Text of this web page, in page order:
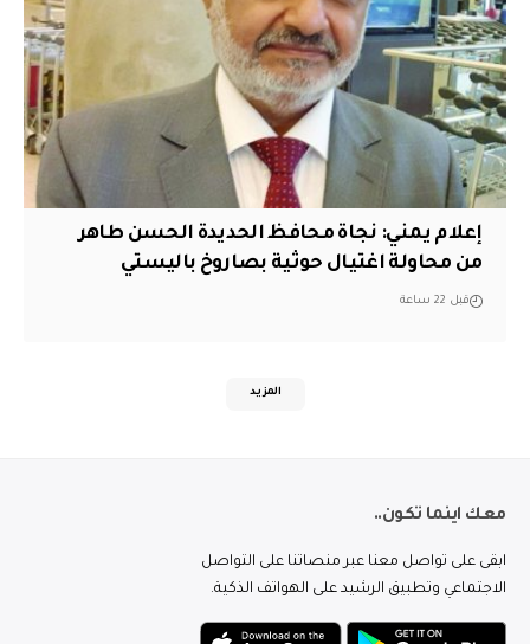
إعلام يمني: نجاة محافظ الحديدة الحسن طاهر
من محاولة اغتيال حوثية بصاروخ باليستي
قبل 22 ساعة
المزيد
معك اينما تكون..
ابقى على تواصل معنا عبر منصاتنا على التواصل
الاجتماعي وتطبيق الرشيد على الهواتف الذكية.